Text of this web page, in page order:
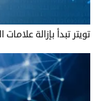
تويتر تبدأ بإزالة